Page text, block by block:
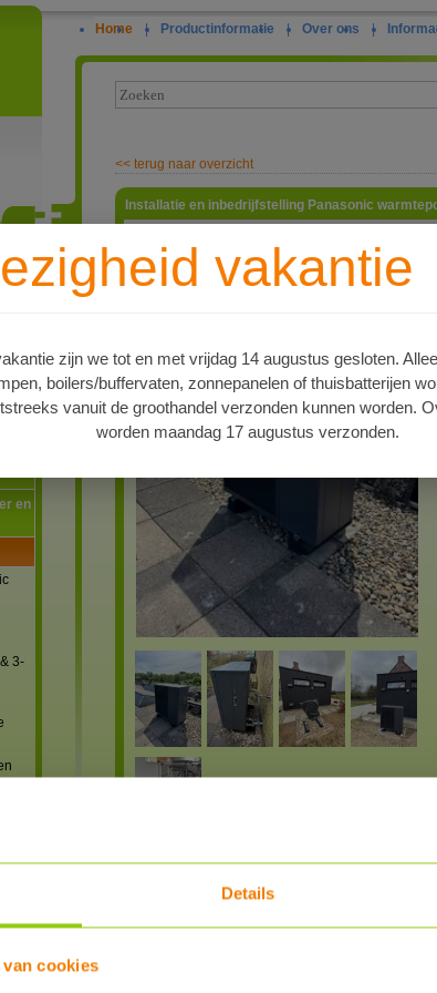
Details
van cookies
en
3-
Home | Productinformatie | Over ons |
vakantie
zijn we tot en met vrijdag 14 augustus gesloten.
boilers/buffervaten, zonnepanelen of thuisbatterijen
vanuit de groothandel verzonden kunnen worden.
worden maandag 17 augustus verzonden.
<< terug naar overzicht
Installatie en inbedrijfstelling Panasonic